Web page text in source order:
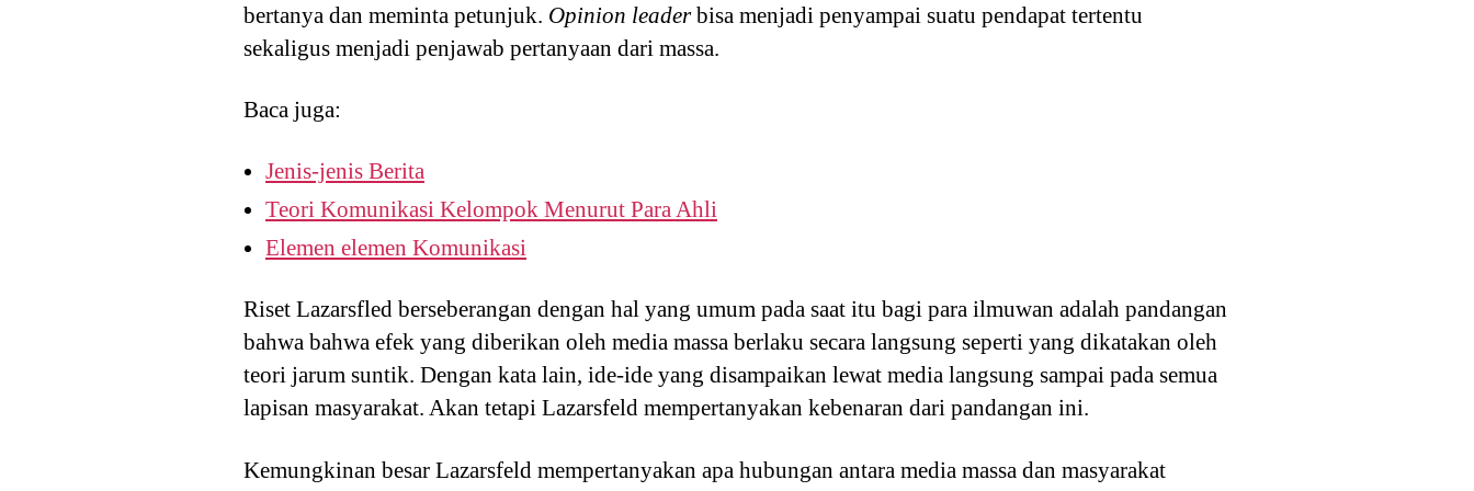
bertanya dan meminta petunjuk. Opinion leaderbisa menjadi penyampai suatu pendapat tertentu
sekaligus menjadi penjawab pertanyaan dari massa.
Baca juga:
Jenis-jenis Berita
Teori Komunikasi Kelompok Menurut Para Ahli
Elemen elemen Komunikasi
Riset Lazarsfled berseberangan dengan hal yang umum pada saat itu bagi para ilmuwan adalah pandangan
bahwa bahwa efek yang diberikan oleh media massa berlaku secara langsung seperti yang dikatakan oleh
teori jarum suntik. Dengan kata lain, ide-ide yang disampaikan lewat media langsung sampai pada semua
lapisan masyarakat. Akan tetapi Lazarsfeld mempertanyakan kebenaran dari pandangan ini.
Kemungkinan besar Lazarsfeld mempertanyakan apa hubungan antara media massa dan masyarakat